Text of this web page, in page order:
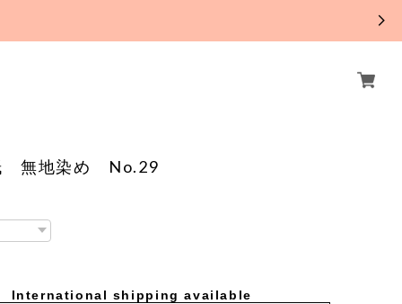
無地染め No.29
International shipping available